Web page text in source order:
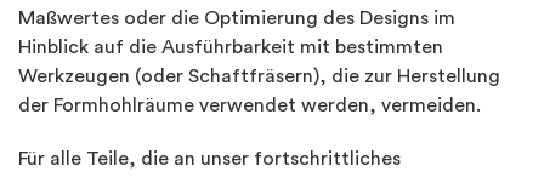
Maßwertes oder die Optimierung des Designs im
Hinblick auf die Ausführbarkeit mit bestimmten
Werkzeugen (oder Schaftfräsern), die zur Herstellung
der Formhohlräume verwendet werden, vermeiden.
Für alle Teile, die an unser fortschrittliches